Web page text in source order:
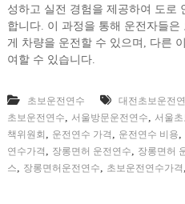
성하고 실전 경험을 제공하여 도로
합니다. 이 과정을 통해 운전자들
게 차량을 운전할 수 있으며, 다른
여할 수 있습니다.
초보운전연수 대전초보운전
초보운전연수, 서울방문운전연수, 서울
책위원회 , 운전연수 가격 , 운전연수 비용,
연수가격 , 장롱면허 운전연수, 장롱면허
스, 장롱면허운전연수, 초보운전연수가격 ,